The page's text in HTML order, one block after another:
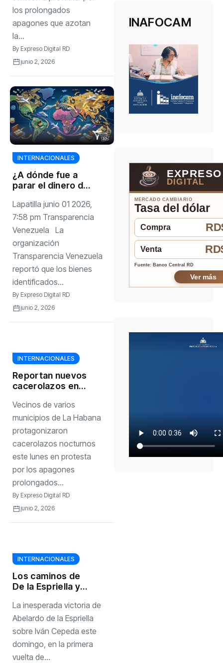
los prolongados
apagones que azotan
la...
By Expreso Digital RD
junio 2, 2026
INTERNACIONALES
¿A dónde fue a
parar el dinero de
Venezuela?
Lapatilla junio 01 2026,
7:58 pm Transparencia
Venezuela La
organización
Transparencia Venezuela
reportó que los bienes
identificados...
By Expreso Digital RD
junio 2, 2026
INTERNACIONALES
Reportan nuevos
cacerolazos en
de La Habana en
medio de los
apagones
Vecinos de varios
municipios de La Habana
protagonizaron
cacerolazos nocturnos
este lunes en protesta
por los apagones
prolongados...
By Expreso Digital RD
junio 2, 2026
INTERNACIONALES
Los caminos de
De la Espriella y
segunda vuelta
pasan por los
abstencionistas
La inesperada victoria de
Abelardo de la Espriella
sobre Iván Cepeda este
domingo, en la primera
vuelta de...
INAFOCAM
EXPRESO
DIGITAL
MERCADO CAMBIARIO
Tasa del dólar
Compra
Venta
Fuente: Banco Central RD
Ver más